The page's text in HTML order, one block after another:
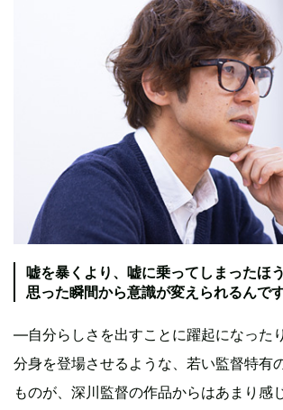
嘘を暴くより、嘘に乗ってしまったほ
思った瞬間から意識が変えられるんです
―自分らしさを出すことに躍起になった
分身を登場させるような、若い監督特有
ものが、深川監督の作品からはあまり感